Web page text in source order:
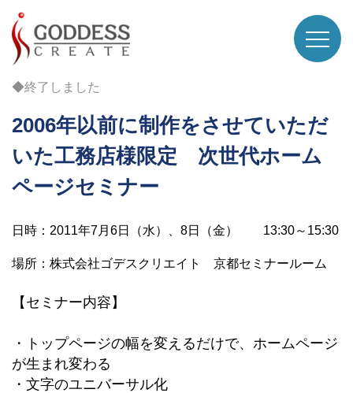
◆終了しました
2006年以前に制作をさせていただ
いた工務店様限定 次世代ホーム
ページセミナー
日時：2011年7月6日（水）、8日（金） 13:30～15:30
場所：株式会社ゴデスクリエイト 京都セミナールーム
【セミナー内容】
・トップページの幅を変えるだけで、ホームページ
が生まれ変わる
・文字のユニバーサル化